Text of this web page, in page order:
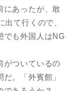
にあったが、敢
出て行くので、
でも外国人はNG
がついているの
。「外賓館」